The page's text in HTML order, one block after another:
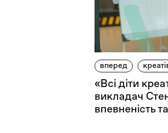
вперед
«Всі діти
викладач
впевненість